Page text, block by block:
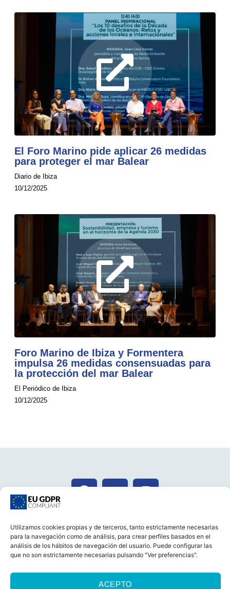
Utilizamos cookies propias y de terceros, tanto estrictamente necesarias
para la navegación como de análisis, para crear perfiles basados en el
análisis de los hábitos de navegación del usuario. Puede configurar las
que no son estrictamente necesarias pulsando "Ver preferencias".
ACEPTO
El Foro Marino pide aplicar 26 medidas
para proteger el mar Balear
Diario de Ibiza
10/12/2025
Foro Marino de Ibiza y Formentera
impulsa 26 medidas consensuadas para
la protección del mar Balear
El Periódico de Ibiza
10/12/2025
CONTACTA
CATALÀ